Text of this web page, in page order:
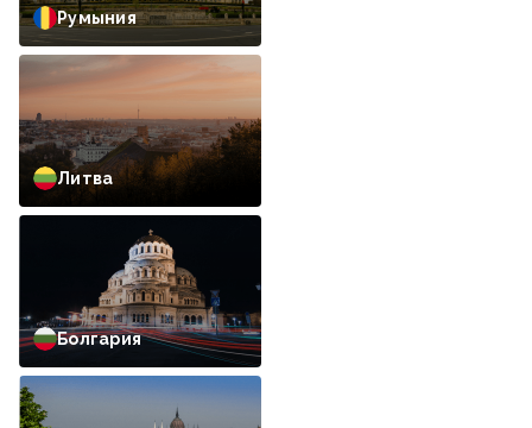
Румыния
Литва
Болгария